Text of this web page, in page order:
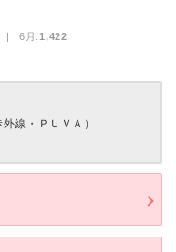
| 6月:1,422
線・ＰＵＶＡ）